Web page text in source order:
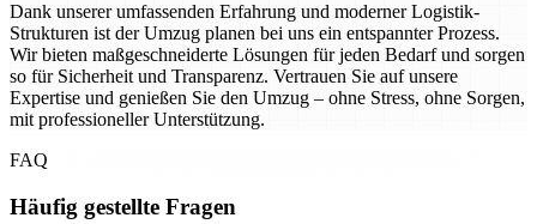
Dank unserer umfassenden Erfahrung und moderner Logistik-
Strukturen ist der Umzug planen bei uns ein entspannter Prozess.
Wir bieten maßgeschneiderte Lösungen für jeden Bedarf und sorgen
so für Sicherheit und Transparenz. Vertrauen Sie auf unsere
Expertise und genießen Sie den Umzug – ohne Stress, ohne Sorgen,
mit professioneller Unterstützung.
FAQ
Häufig gestellte Fragen